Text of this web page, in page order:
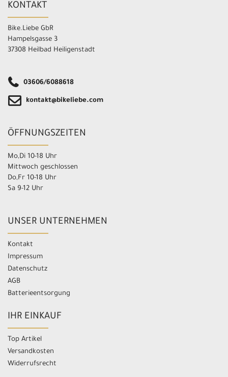
KONTAKT
Bike.Liebe GbR
Hampelsgasse 3
37308 Heilbad Heiligenstadt
03606/6088618
kontakt@bikeliebe.com
ÖFFNUNGSZEITEN
Mo,Di 10-18 Uhr
Mittwoch geschlossen
Do,Fr 10-18 Uhr
Sa 9-12 Uhr
UNSER UNTERNEHMEN
Kontakt
Impressum
Datenschutz
AGB
Batterieentsorgung
IHR EINKAUF
Top Artikel
Versandkosten
Widerrufsrecht